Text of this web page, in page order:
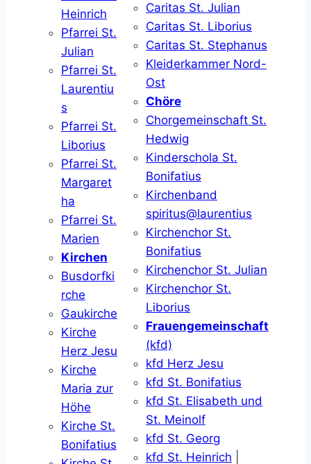
Heinrich
Pfarrei St.
Julian
Pfarrei St.
Laurentiu
s
Pfarrei St.
Liborius
Pfarrei St.
Margaret
ha
Pfarrei St.
Marien
Kirchen
Busdorfki
rche
Gaukirche
Kirche
Herz Jesu
Kirche
Maria zur
Höhe
Kirche St.
Bonifatius
Caritas St. Julian
Caritas St. Liborius
Caritas St. Stephanus
Kleiderkammer Nord-
Ost
Chöre
Chorgemeinschaft St.
Hedwig
Kinderschola St.
Bonifatius
Kirchenband
spiritus@laurentius
Kirchenchor St.
Bonifatius
Kirchenchor St. Julian
Kirchenchor St.
Liborius
Frauengemeinschaft
(kfd)
kfd Herz Jesu
kfd St. Bonifatius
kfd St. Elisabeth und
St. Meinolf
kfd St. Georg
kfd St. Heinrich